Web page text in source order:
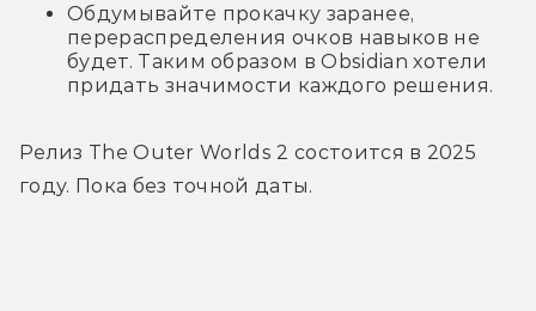
Обдумывайте прокачку заранее,
перераспределения очков навыков не
будет. Таким образом в Obsidian хотели
придать значимости каждого решения.
Релиз The Outer Worlds 2 состоится в 2025
году. Пока без точной даты.